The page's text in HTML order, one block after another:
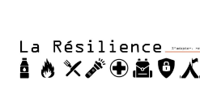
content